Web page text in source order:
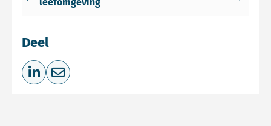
Deel
Deel op LinkedIn
Deel via e-mail